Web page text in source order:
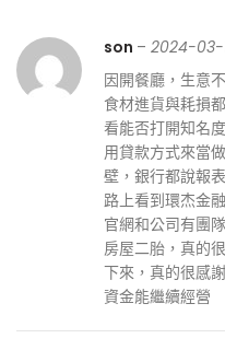
son – 2024-03-
因開餐廳，生意
食材進貨與耗損
看能否打開知名
用貸款方式來當
壁，銀行都說報
路上看到環杰金
官網和公司有團
房屋二胎，真的
下來，真的很感
資金能繼續經營